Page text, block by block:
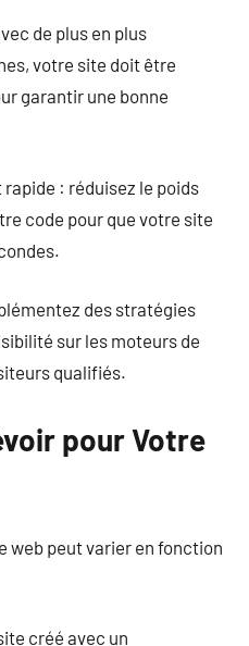
de plus en plus
votre site doit être
garantir une bonne
: réduisez le poids
code pour que votre site
des stratégies
sur les moteurs de
qualifiés.
pour Votre
web peut varier en fonction
créé avec un